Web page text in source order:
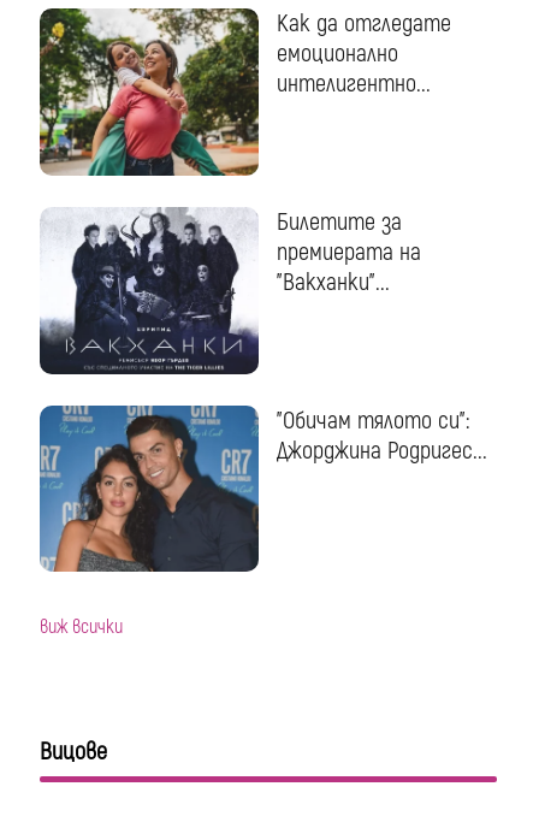
Как да отгледате
емоционално
интелигентно...
Билетите за
премиерата на
"Вакханки"...
"Обичам тялото си":
Джорджина Родригес...
виж всички
Вицове